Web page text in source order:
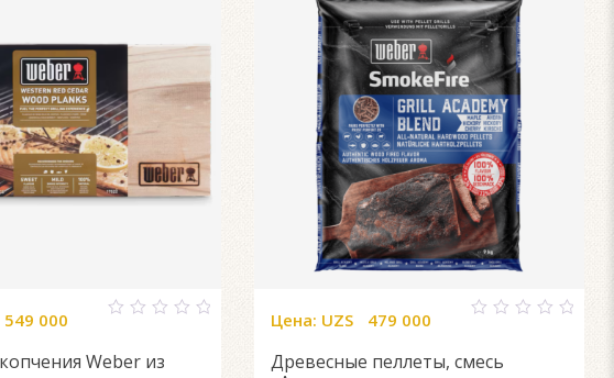
of
549 000
Weber из
of
Цена: UZS 479 000
Древесные пеллеты, смесь